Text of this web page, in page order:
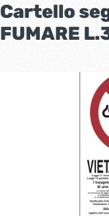
Cartello
FUMARE